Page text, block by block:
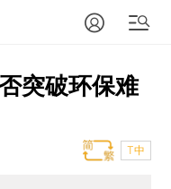
突破环保难
T中